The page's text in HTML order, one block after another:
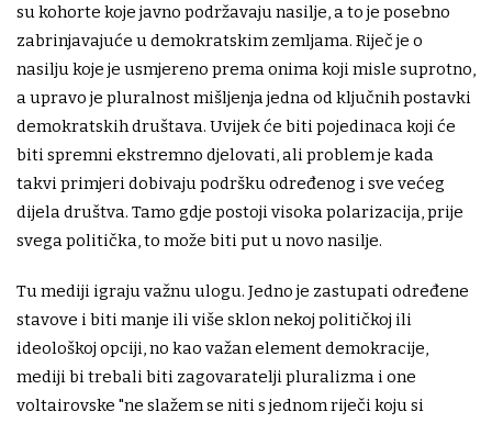
su kohorte koje javno podržavaju nasilje, a to je posebno
zabrinjavajuće u demokratskim zemljama. Riječ je o
nasilju koje je usmjereno prema onima koji misle suprotno,
a upravo je pluralnost mišljenja jedna od ključnih postavki
demokratskih društava. Uvijek će biti pojedinaca koji će
biti spremni ekstremno djelovati, ali problem je kada
takvi primjeri dobivaju podršku određenog i sve većeg
dijela društva. Tamo gdje postoji visoka polarizacija, prije
svega politička, to može biti put u novo nasilje.
Tu mediji igraju važnu ulogu. Jedno je zastupati određene
stavove i biti manje ili više sklon nekoj političkoj ili
ideološkoj opciji, no kao važan element demokracije,
mediji bi trebali biti zagovaratelji pluralizma i one
voltairov­ske "ne slažem se niti s jednom riječi koju si